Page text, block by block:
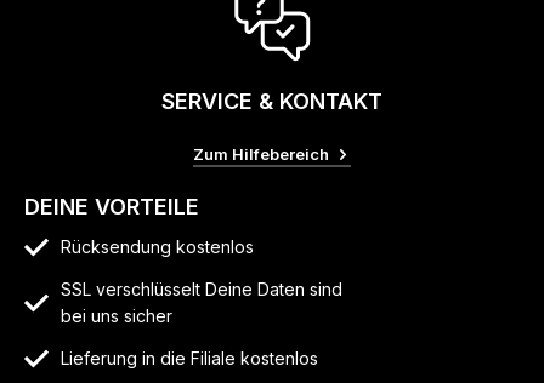
SERVICE & KONTAKT
Zum Hilfebereich
DEINE VORTEILE
Rücksendung kostenlos
SSL verschlüsselt Deine Daten sind
bei uns sicher
Lieferung in die Filiale kostenlos